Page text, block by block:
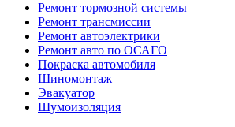
Ремонт тормозной системы
Ремонт трансмиссии
Ремонт автоэлектрики
Ремонт авто по ОСАГО
Покраска автомобиля
Шиномонтаж
Эвакуатор
Шумоизоляция